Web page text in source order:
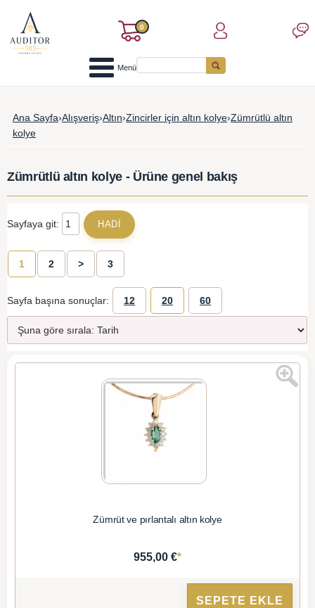
0
Menü
Ana Sayfa›Alışveriş›Altın›Zincirler için altın kolye›Zümrütlü altın
kolye
Zümrütlü altın kolye - Ürüne genel bakış
Sayfaya git:
1 2 > 3
Sayfa başına sonuçlar: 12 20 60
Zümrüt ve pırlantalı altın kolye
955,00 €*
SEPETE EKLE